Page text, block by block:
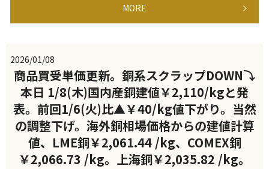
MORE
2026/01/08
商品買受単価更新。銅系スクラップDOWN⤵
本日 1/8(木)国内産銅建値￥2,110/kgと発
表。前回1/6(火)比▲￥40/kg値下がり。当然
の調整下げ。海外銅相場価格からの建値計算
値、LME銅￥2,061.44 /kg、COMEX銅
￥2,066.73 /kg。上海銅￥2,035.82 /kg。